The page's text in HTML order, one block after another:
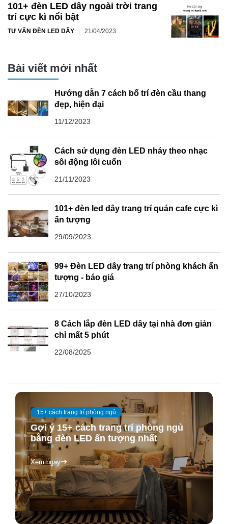
101+ đèn LED dây ngoài trời trang
trí cực kì nổi bật
TƯ VẤN ĐÈN LED DÂY 21/04/2023
Bài viết mới nhất
Hướng dẫn 7 cách bố trí đèn cầu thang
đẹp, hiện đại
11/12/2023
Cách sử dụng đèn LED nháy theo nhạc
sôi động lôi cuốn
21/11/2023
101+ đèn led dây trang trí quán cafe cực kì
ấn tượng
29/09/2023
99+ Đèn LED dây trang trí phòng khách ấn
tượng - báo giá
27/10/2023
8 Cách lắp đèn LED dây tại nhà đơn giản
chỉ mất 5 phút
22/08/2025
15+ cách trang trí phòng ngủ
Gợi ý 15+ cách trang trí phòng ngủ
bằng đèn LED ấn tượng nhất
Xem ngay